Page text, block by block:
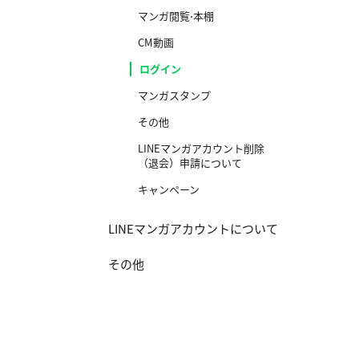
マンガ閲覧⋅本棚
CM動画
ログイン
マンガスタンプ
その他
LINEマンガアカウント削除
（退会）申請について
キャンペーン
LINEマンガアカウントについて
その他